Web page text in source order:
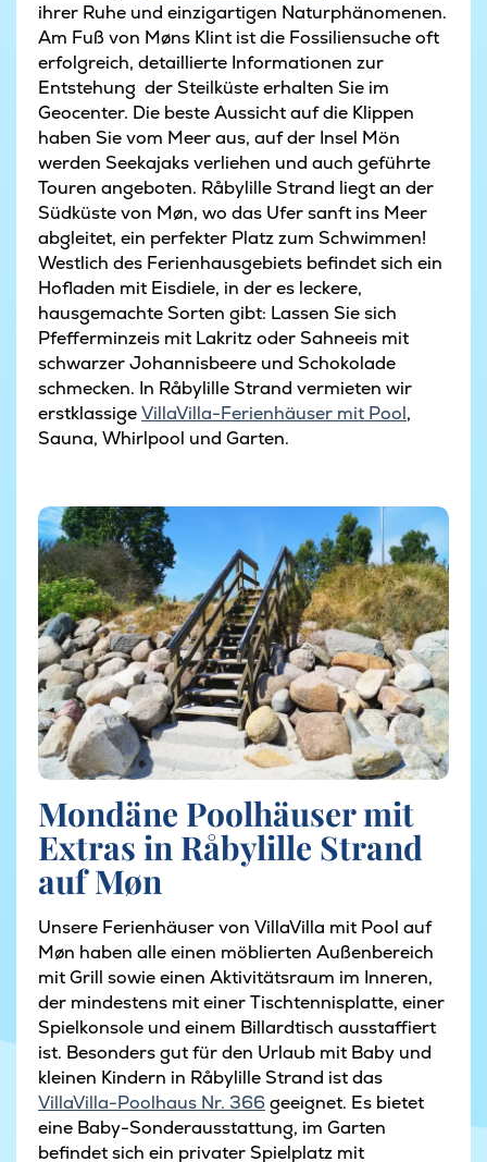
ihrer Ruhe und einzigartigen Naturphänomenen.
Am Fuß von Møns Klint ist die Fossiliensuche oft
erfolgreich, detaillierte Informationen zur
Entstehung der Steilküste erhalten Sie im
Geocenter. Die beste Aussicht auf die Klippen
haben Sie vom Meer aus, auf der Insel Mön
werden Seekajaks verliehen und auch geführte
Touren angeboten. Råbylille Strand liegt an der
Südküste von Møn, wo das Ufer sanft ins Meer
abgleitet, ein perfekter Platz zum Schwimmen!
Westlich des Ferienhausgebiets befindet sich ein
Hofladen mit Eisdiele, in der es leckere,
hausgemachte Sorten gibt: Lassen Sie sich
Pfefferminzeis mit Lakritz oder Sahneeis mit
schwarzer Johannisbeere und Schokolade
schmecken. In Råbylille Strand vermieten wir
erstklassigeVillaVilla-Ferienhäuser mit Pool,
Sauna, Whirlpool und Garten.
Mondäne Poolhäuser mit
Extras in Råbylille Strand
auf Møn
Unsere Ferienhäuser von VillaVilla mit Pool auf
Møn haben alle einen möblierten Außenbereich
mit Grill sowie einen Aktivitätsraum im Inneren,
der mindestens mit einer Tischtennisplatte, einer
Spielkonsole und einem Billardtisch ausstaffiert
ist. Besonders gut für den Urlaub mit Baby und
kleinen Kindern in Råbylille Strand ist das
VillaVilla-Poolhaus Nr. 366geeignet. Es bietet
eine Baby-Sonderausstattung, im Garten
befindet sich ein privater Spielplatz mit